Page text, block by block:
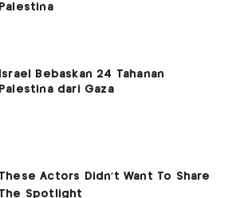
Palestina
Israel Bebaskan 24 Tahanan
Palestina dari Gaza